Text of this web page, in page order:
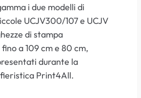
i due modelli di
UCJV300/107 e UCJV
di stampa
a 109 cm e 80 cm,
durante la
Print4All.